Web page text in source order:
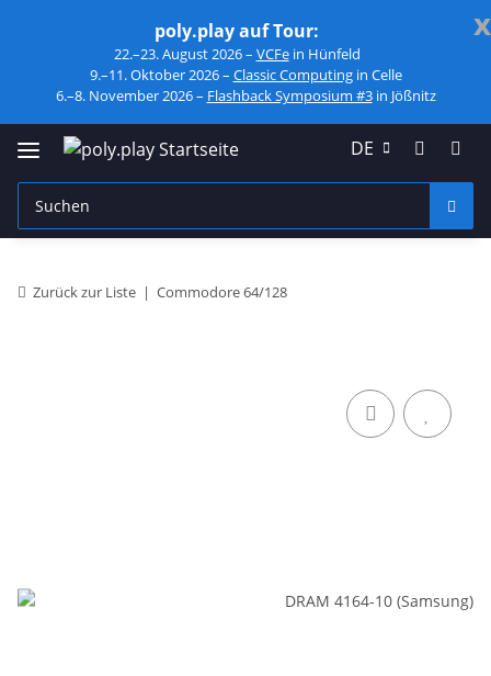
x
poly.play auf Tour:
22.–23. August 2026 – VCFein Hünfeld
9.–11. Oktober 2026 – Classic Computingin Celle
6.–8. November 2026 – Flashback Symposium #3in Jößnitz
DE
Zurück zur Liste Commodore 64/128